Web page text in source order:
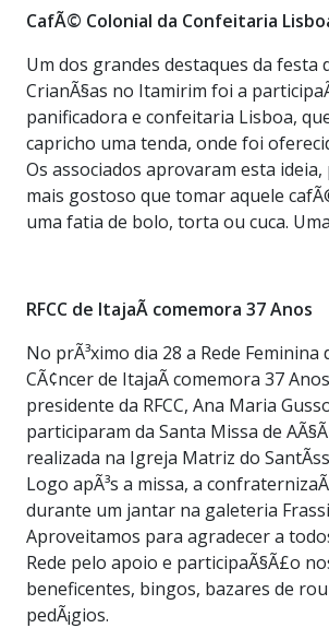
CafÃ© Colonial da Confeitaria
Um dos grandes destaques da festa
CrianÃ§as no Itamirim foi a
panificadora e confeitaria Lisboa,
capricho uma tenda, onde foi
Os associados aprovaram esta
mais gostoso que tomar aquele
uma fatia de bolo, torta ou cuca.
RFCC de ItajaÃ­ comemora 37 Anos
No prÃ³ximo dia 28 a Rede Feminina
CÃ¢ncer de ItajaÃ­ comemora 37
presidente da RFCC, Ana Maria
participaram da Santa Missa de
realizada na Igreja Matriz do
Logo apÃ³s a missa, a
durante um jantar na galeteria
Aproveitamos para agradecer a
Rede pelo apoio e participaÃ§Ã£o
beneficentes, bingos, bazares de
pedÃ¡gios.